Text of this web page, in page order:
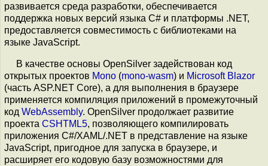
развивается среда разработки, обеспечивается
поддержка новых версий языка C# и платформы .NET,
предоставляется совместимость с библиотеками на
языке JavaScript.
В качестве основы OpenSilver задействован код
открытых проектов Mono (mono-wasm) и Microsoft Blazor
(часть ASP.NET Core), а для выполнения в браузере
применяется компиляция приложений в промежуточный
код WebAssembly. OpenSilver продолжает развитие
проекта CSHTML5, позволяющего компилировать
приложения C#/XAML/.NET в представление на языке
JavaScript, пригодное для запуска в браузере, и
расширяет его кодовую базу возможностями для